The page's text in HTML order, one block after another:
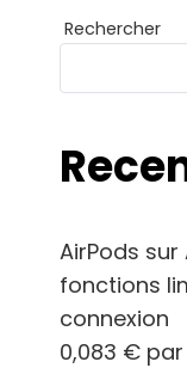
Rechercher
AirPods
fonctions
connexion
0,083 €